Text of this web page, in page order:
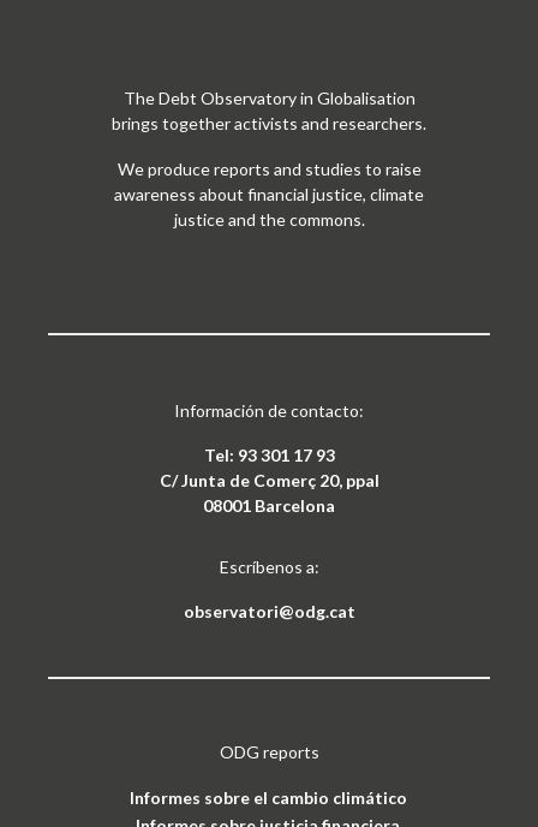
The Debt Observatory in Globalisation
brings together activists and researchers.
We produce reports and studies to raise
awareness about financial justice, climate
justice and the commons.
Información de contacto:
Tel: 93 301 17 93
C/ Junta de Comerç 20, ppal
08001 Barcelona
Escríbenos a:
observatori@odg.cat
ODG reports
Informes sobre el cambio climático